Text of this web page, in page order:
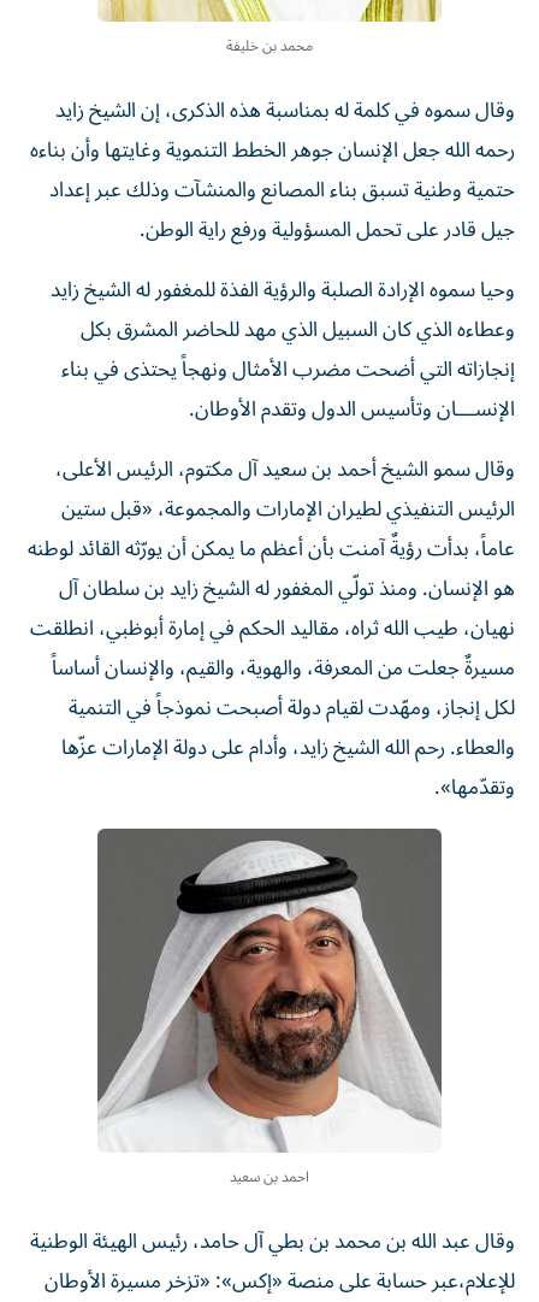
محمد بن خليفة
وقال سموه في كلمة له بمناسبة هذه الذكرى، إن الشيخ زايد
رحمه الله جعل الإنسان جوهر الخطط التنموية وغايتها وأن بناءه
حتمية وطنية تسبق بناء المصانع والمنشآت وذلك عبر إعداد
جيل قادر على تحمل المسؤولية ورفع راية الوطن.
وحيا سموه الإرادة الصلبة والرؤية الفذة للمغفور له الشيخ زايد
وعطاءه الذي كان السبيل الذي مهد للحاضر المشرق بكل
إنجازاته التي أضحت مضرب الأمثال ونهجاً يحتذى في بناء
الإنســـان وتأسيس الدول وتقدم الأوطان.
وقال سمو الشيخ أحمد بن سعيد آل مكتوم، الرئيس الأعلى،
الرئيس التنفيذي لطيران الإمارات والمجموعة، «قبل ستين
عاماً، بدأت رؤيةٌ آمنت بأن أعظم ما يمكن أن يورّثه القائد لوطنه
هو الإنسان. ومنذ تولّي المغفور له الشيخ زايد بن سلطان آل
نهيان، طيب الله ثراه، مقاليد الحكم في إمارة أبوظبي، انطلقت
مسيرةٌ جعلت من المعرفة، والهوية، والقيم، والإنسان أساساً
لكل إنجاز، ومهّدت لقيام دولة أصبحت نموذجاً في التنمية
والعطاء. رحم الله الشيخ زايد، وأدام على دولة الإمارات عزّها
وتقدّمها».
احمد بن سعيد
وقال عبد الله بن محمد بن بطي آل حامد، رئيس الهيئة الوطنية
للإعلام،عبر حسابة على منصة «إكس»: «تزخر مسيرة الأوطان